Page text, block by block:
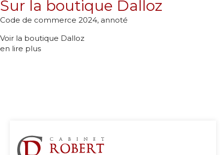
Sur la boutique Dalloz
Code de commerce 2024, annoté
Voir la boutique Dalloz
en lire plus